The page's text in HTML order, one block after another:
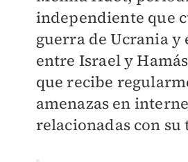
independiente que
guerra de Ucrania
entre Israel y
que recibe
amenazas en
relacionadas con su